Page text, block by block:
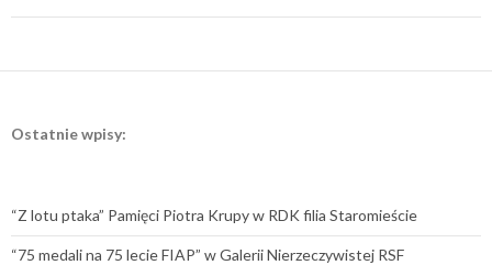
Ostatnie wpisy:
“Z lotu ptaka” Pamięci Piotra Krupy w RDK filia Staromieście
“75 medali na 75 lecie FIAP” w Galerii Nierzeczywistej RSF